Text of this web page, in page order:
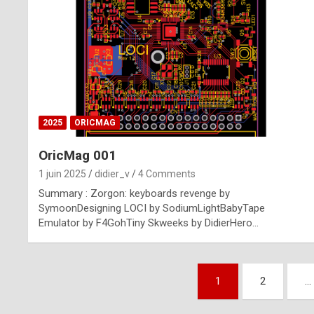
2025 ORICMAG
OricMag 001
1 juin 2025 didier_v 4 Comments
Summary : Zorgon: keyboards revenge by
SymoonDesigning LOCI by SodiumLightBabyTape
Emulator by F4GohTiny Skweeks by DidierHero…
1 2 …